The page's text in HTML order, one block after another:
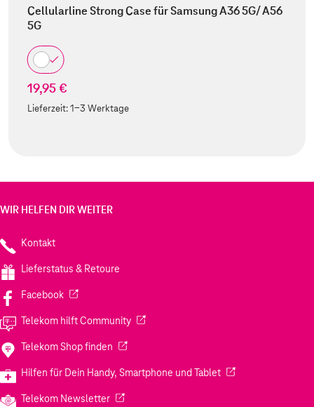
Cellularline Strong Case für Samsung A36 5G/ A56
5G
19,95 €
Lieferzeit:1-3 Werktage
WIR HELFEN DIR WEITER
Kontakt
Lieferstatus & Retoure
Facebook(Wird in einem neuen Tab geöffnet)
Telekom hilft Community(Wird in einem neuen Tab geöffnet)
Telekom Shop finden (Wird in einem neuen Tab geöffnet)
Hilfen für Dein Handy, Smartphone und Tablet(Wird in einem
Telekom Newsletter(Wird in einem neuen Tab geöffnet)